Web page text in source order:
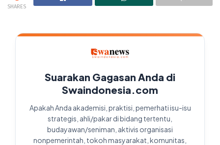
SHARES
Suarakan Gagasan Anda di
Swaindonesia.com
Apakah Anda akademisi, praktisi, pemerhati isu-isu
strategis, ahli/pakar di bidang tertentu,
budayawan/seniman, aktivis organisasi
nonpemerintah, tokoh masyarakat, komunitas,